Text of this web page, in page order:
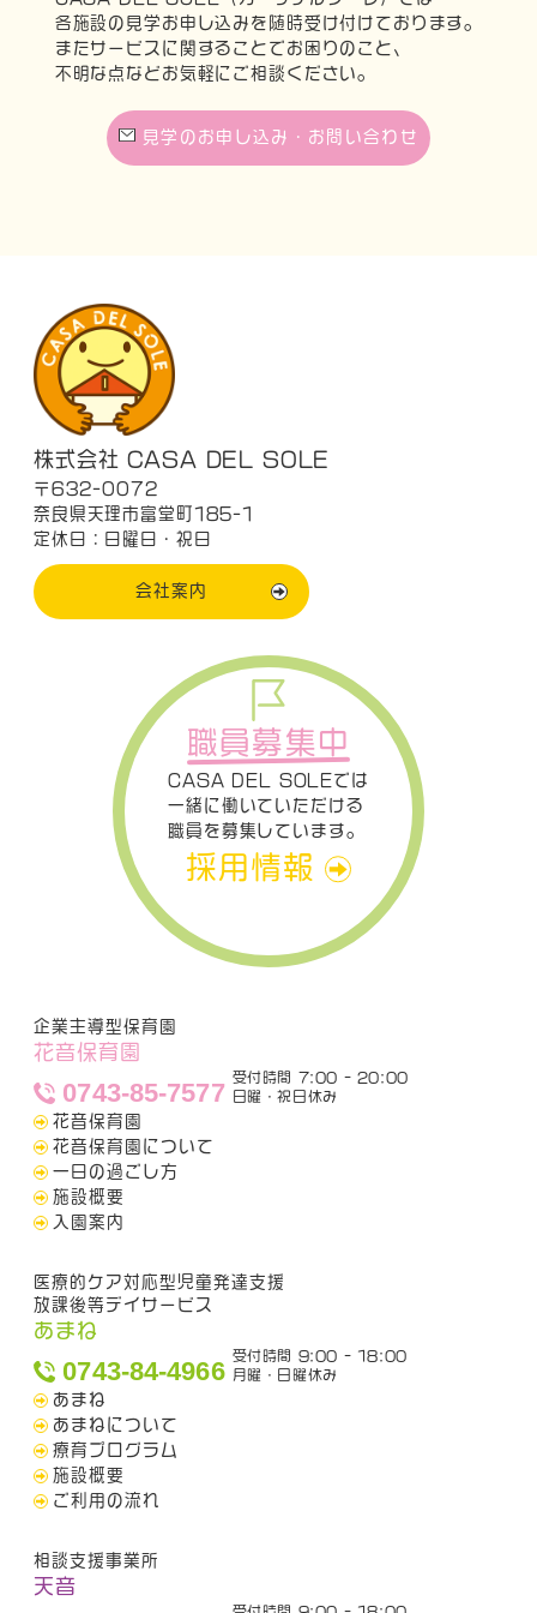
各施設の見学お申し込みを随時受け付けております。
またサービスに関することでお困りのこと、
不明な点などお気軽にご相談ください。
見学のお申し込み・お問い合わせ
株式会社 CASA DEL SOLE
〒632-0072
奈良県天理市富堂町185-1
定休日：日曜日・祝日
会社案内
職員募集中
CASA DEL SOLEでは
一緒に働いていただける
職員を募集しています。
採用情報
企業主導型保育園
花音保育園
0743-85-7577
受付時間 7:00 - 20:00
日曜・祝日休み
花音保育園
花音保育園について
一日の過ごし方
施設概要
入園案内
医療的ケア対応型児童発達支援
放課後等デイサービス
あまね
0743-84-4966
受付時間 9:00 - 18:00
月曜・日曜休み
あまね
あまねについて
療育プログラム
施設概要
ご利用の流れ
相談支援事業所
天音